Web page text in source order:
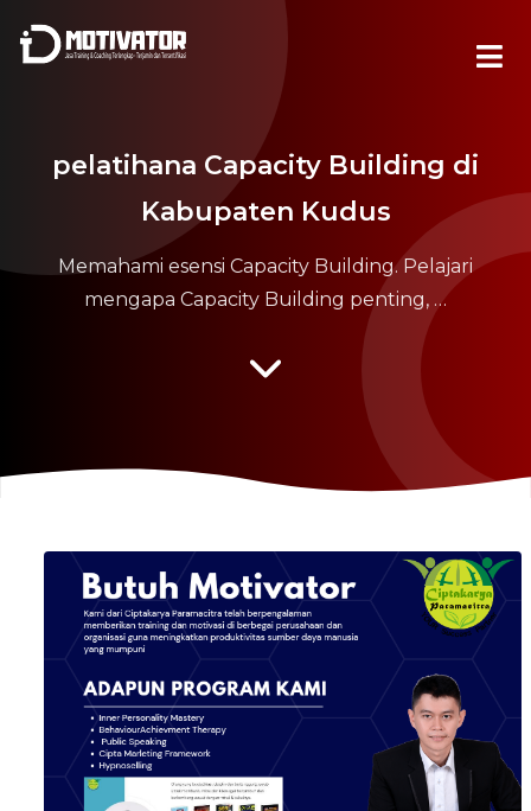
pelatihana Capacity Building di
Kabupaten Kudus
Memahami esensi Capacity Building. Pelajari
mengapa Capacity Building penting, …